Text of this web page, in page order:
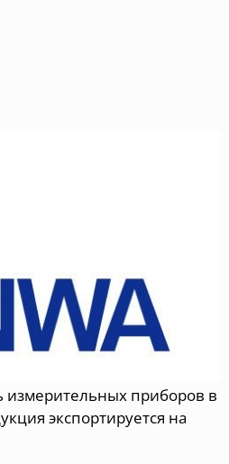
измерительных приборов в
экспортируется на